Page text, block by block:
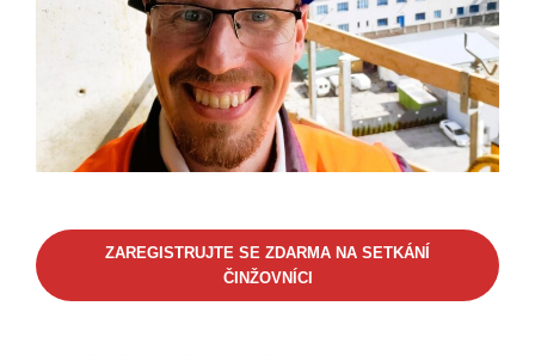
ZAREGISTRUJTE SE ZDARMA NA SETKÁNÍ
ČINŽOVNÍCI